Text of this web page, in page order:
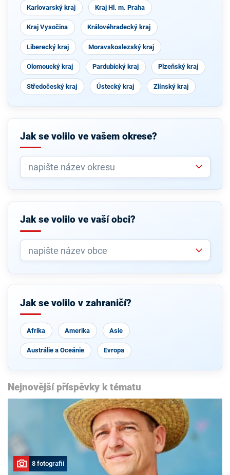
Karlovarský kraj Kraj Hl. m. Praha
Kraj Vysočina Královéhradecký kraj
Liberecký kraj Moravskoslezský kraj
Olomoucký kraj Pardubický kraj Plzeňský kraj
Středočeský kraj Ústecký kraj Zlínský kraj
Jak se volilo ve vašem okrese?
Jak se volilo ve vaší obci?
Jak se volilo v zahraničí?
Afrika Amerika Asie
Austrálie a Oceánie Evropa
Nejnovější příspěvky k tématu
8 fotografií